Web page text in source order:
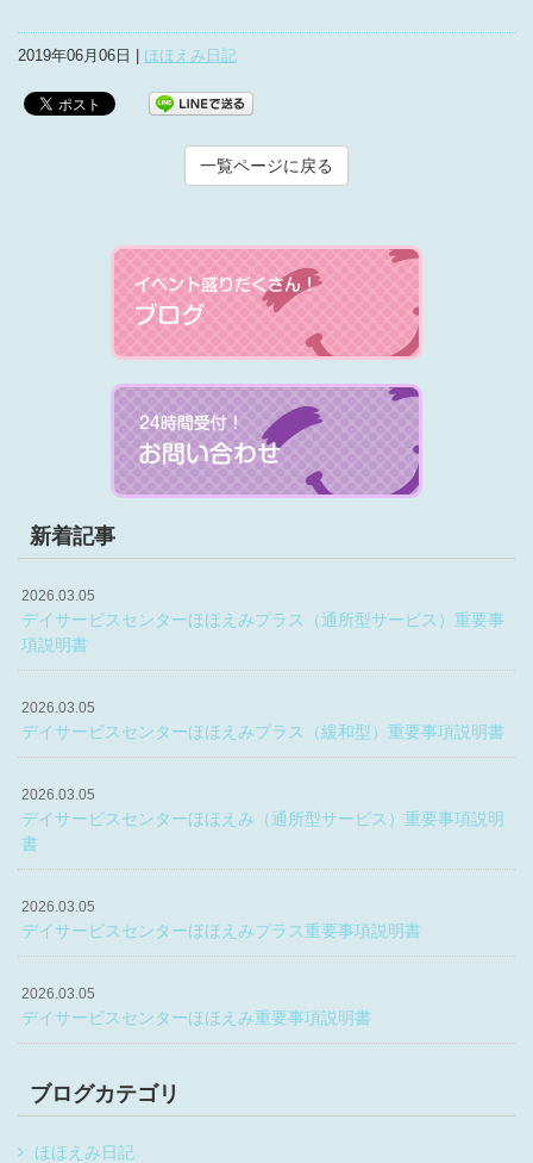
2019年06月06日 | ほほえみ日記
一覧ページに戻る
新着記事
2026.03.05
デイサービスセンターほほえみプラス（通所型サービス）重要事
項説明書
2026.03.05
デイサービスセンターほほえみプラス（緩和型）重要事項説明書
2026.03.05
デイサービスセンターほほえみ（通所型サービス）重要事項説明
書
2026.03.05
デイサービスセンターほほえみプラス重要事項説明書
2026.03.05
デイサービスセンターほほえみ重要事項説明書
ブログカテゴリ
ほほえみ日記